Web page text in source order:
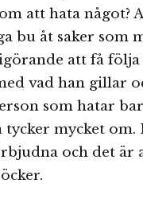
att hata något?
bu åt saker som
att få följa
vad han gillar
som hatar
mycket om.
och det